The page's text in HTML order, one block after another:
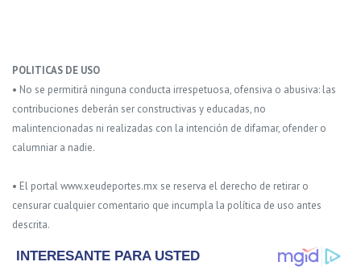
POLITICAS DE USO
• No se permitirá ninguna conducta irrespetuosa, ofensiva o abusiva: las
contribuciones deberán ser constructivas y educadas, no
malintencionadas ni realizadas con la intención de difamar, ofender o
calumniar a nadie.
• El portal www.xeudeportes.mx se reserva el derecho de retirar o
censurar cualquier comentario que incumpla la política de uso antes
descrita.